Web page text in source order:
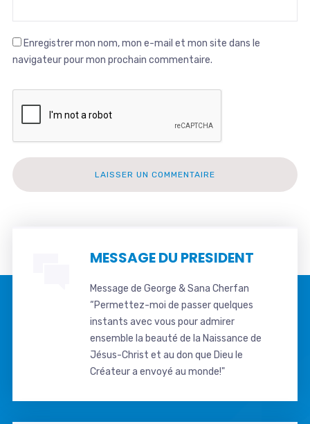
Enregistrer mon nom, mon e-mail et mon site dans le
navigateur pour mon prochain commentaire.
MESSAGE DU PRESIDENT
Message de George & Sana Cherfan
“Permettez-moi de passer quelques
instants avec vous pour admirer
ensemble la beauté de la Naissance de
Jésus-Christ et au don que Dieu le
Créateur a envoyé au monde!"